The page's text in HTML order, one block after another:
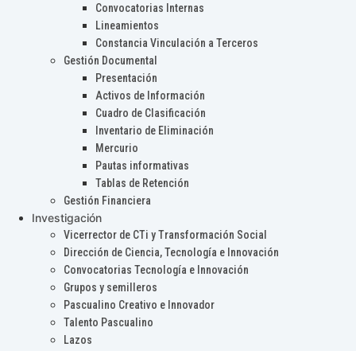
Convocatorias Internas
Lineamientos
Constancia Vinculación a Terceros
Gestión Documental
Presentación
Activos de Información
Cuadro de Clasificación
Inventario de Eliminación
Mercurio
Pautas informativas
Tablas de Retención
Gestión Financiera
Investigación
Vicerrector de CTi y Transformación Social
Dirección de Ciencia, Tecnología e Innovación
Convocatorias Tecnología e Innovación
Grupos y semilleros
Pascualino Creativo e Innovador
Talento Pascualino
Lazos